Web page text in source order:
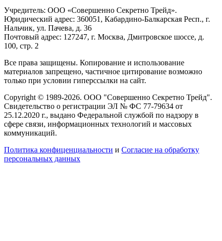
Учредитель: ООО «Совершенно Секретно Трейд».
Юридический адрес: 360051, Кабардино-Балкарская Респ., г.
Нальчик, ул. Пачева, д. 36
Почтовый адрес: 127247, г. Москва, Дмитровское шоссе, д.
100, стр. 2
Все права защищены. Копирование и использование
материалов запрещено, частичное цитирование возможно
только при условии гиперссылки на сайт.
Copyright © 1989-2026. ООО "Совершенно Секретно Трейд".
Свидетельство о регистрации ЭЛ № ФС 77-79634 от
25.12.2020 г., выдано Федеральной службой по надзору в
сфере связи, информационных технологий и массовых
коммуникаций.
Политика конфиценциальности и Согласие на обработку
персональных данных